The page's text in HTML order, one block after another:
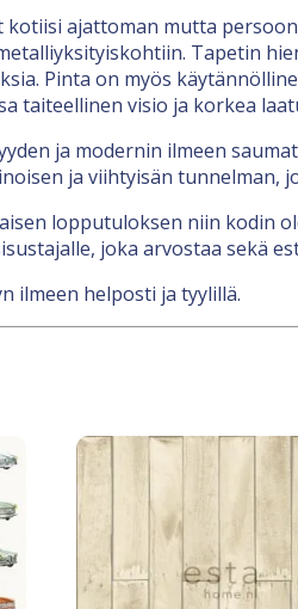
ajattoman mutta
Tapetin
Pinta on myös
taiteellinen visio ja korkea
ja modernin ilmeen
ja viihtyisän tunnelman,
lopputuloksen niin kodin
joka arvostaa sekä
ilmeen helposti ja tyylillä.